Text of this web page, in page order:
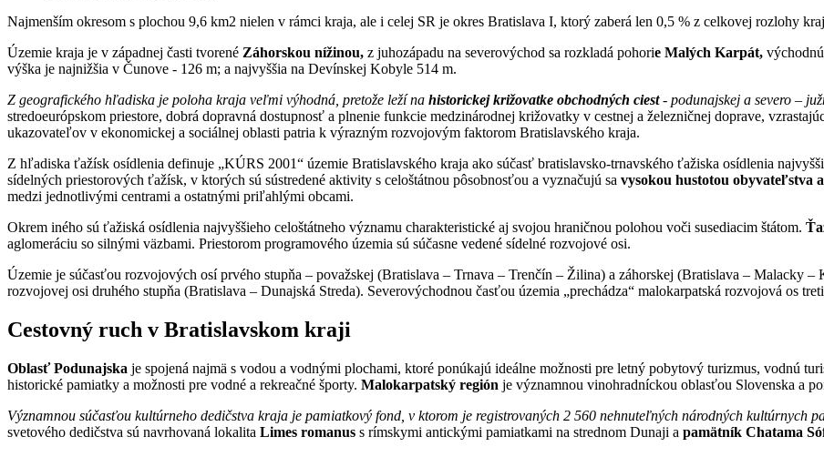
Najmenším okresom s plochou 9,6 km2 nielen v rámci kraja, ale i celej SR je okres Bratislava I, ktorý zaberá len 0,5 % z celkovej rozlohy
Územie kraja je v západnej časti tvorené Záhorskou nížinou, z juhozápadu na severovýchod sa rozkladá pohorie Malých Karpát,
výška je najnižšia v Čunove - 126 m; a najvyššia na Devínskej Kobyle 514 m.
Z geografického hľadiska je poloha kraja veľmi výhodná, pretože leží na historickej križovatke obchodných ciest- podunajskej a severo –
stredoeurópskom priestore, dobrá dopravná dostupnosť a plnenie funkcie medzinárodnej križovatky v cestnej a železničnej doprave,
ukazovateľov v ekonomickej a sociálnej oblasti patria k výrazným rozvojovým faktorom Bratislavského kraja.
Z hľadiska ťažísk osídlenia definuje „KÚRS 2001“ územie Bratislavského kraja ako súčasť bratislavsko-trnavského ťažiska osídlenia
sídelných priestorových ťažísk, v ktorých sú sústredené aktivity s celoštátnou pôsobnosťou a vyznačujú sa vysokou hustotou obyvateľstva
medzi jednotlivými centrami a ostatnými priľahlými obcami.
Okrem iného sú ťažiská osídlenia najvyššieho celoštátneho významu charakteristické aj svojou hraničnou polohou voči susediacim štátom.
aglomeráciu so silnými väzbami. Priestorom programového územia sú súčasne vedené sídelné rozvojové osi.
Územie je súčasťou rozvojových osí prvého stupňa – považskej (Bratislava – Trnava – Trenčín – Žilina) a záhorskej (Bratislava – Malacky
rozvojovej osi druhého stupňa (Bratislava – Dunajská Streda). Severovýchodnou časťou územia „prechádza“ malokarpatská rozvojová os
Cestovný ruch v Bratislavskom kraji
Oblasť Podunajska je spojená najmä s vodou a vodnými plochami, ktoré ponúkajú ideálne možnosti pre letný pobytový turizmus, vodnú
historické pamiatky a možnosti pre vodné a rekreačné športy. Malokarpatský región je významnou vinohradníckou oblasťou Slovenska a
Významnou súčasťou kultúrneho dedičstva kraja je pamiatkový fond, v ktorom je registrovaných 2 560 nehnuteľných národných kultúrnych
svetového dedičstva sú navrhovaná lokalita Limes romanus s rímskymi antickými pamiatkami na strednom Dunaji a pamätník Chatama